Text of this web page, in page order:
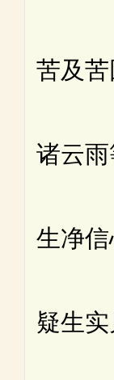
令
苦及苦
何
诸云雨
令
生净信
皆
疑生实
天